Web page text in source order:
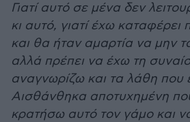
Γιατί αυτό σε μένα δεν
κι αυτό, γιατί έχω
και θα ήταν αμαρτία να μην
αλλά πρέπει να έχω τη
αναγνωρίζω και τα λάθη που
Αισθάνθηκα αποτυχημένη
κρατήσω αυτό τον γάμο και